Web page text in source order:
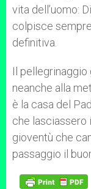
vita dell’uomo:
colpisce
definitiva.
Il pellegrinaggio
neanche alla
è la casa del
che lasciassero
gioventù che
passaggio il